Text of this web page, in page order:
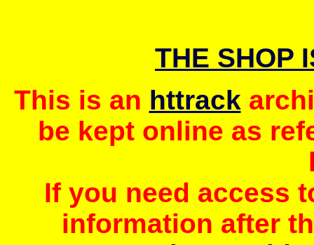
THE SHOP
This is an httrack
be kept online as
If you need access
information after